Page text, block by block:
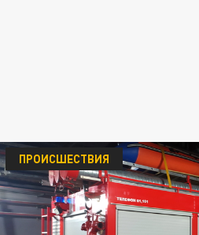
ПРОИСШЕСТВИЯ